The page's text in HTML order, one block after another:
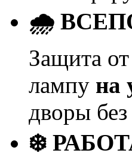
🌧️
Защита
лампу на
дворы без
❄️